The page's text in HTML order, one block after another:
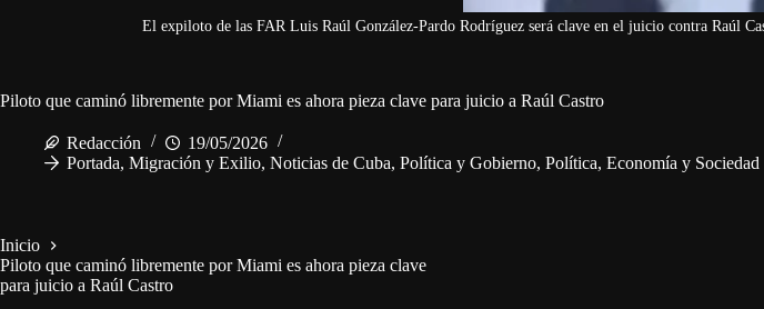
El expiloto de las FAR Luis Raúl González-Pardo Rodríguez será clave en el juicio contra Raúl
Piloto que caminó libremente por Miami es ahora pieza clave para juicio a Raúl Castro
Redacción
19/05/2026
Portada, Migración y Exilio, Noticias de Cuba, Política y Gobierno, Política, Economía y Sociedad
Inicio
Piloto que caminó libremente por Miami es ahora pieza clave
para juicio a Raúl Castro